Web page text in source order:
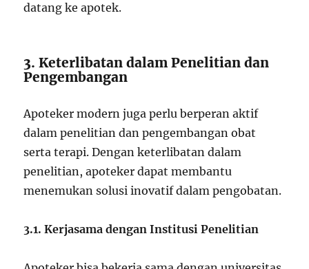
datang ke apotek.
3. Keterlibatan dalam Penelitian dan
Pengembangan
Apoteker modern juga perlu berperan aktif
dalam penelitian dan pengembangan obat
serta terapi. Dengan keterlibatan dalam
penelitian, apoteker dapat membantu
menemukan solusi inovatif dalam pengobatan.
3.1. Kerjasama dengan Institusi Penelitian